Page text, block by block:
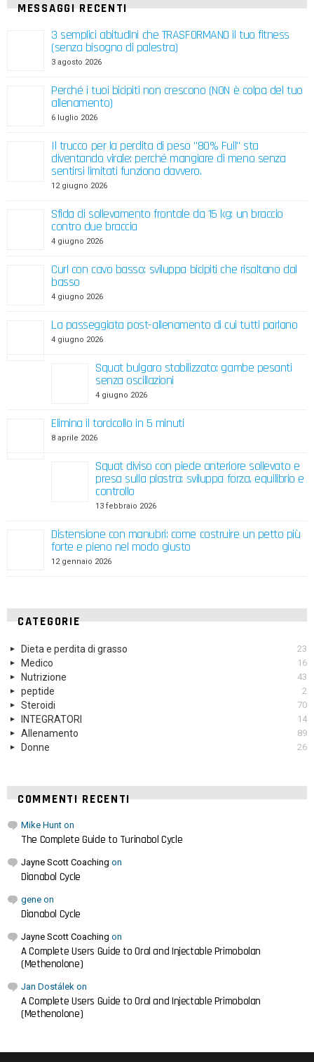
MESSAGGI RECENTI
3 semplici abitudini che TRASFORMANO il tuo fitness
(senza bisogno di palestra)
3 agosto 2026
Perché i tuoi bicipiti non crescono (NON è colpa del tuo
allenamento)
6 luglio 2026
Il trucco per la perdita di peso "80% Full" sta
diventando virale: perché mangiare di meno senza
sentirsi limitati funziona davvero.
12 giugno 2026
Sfida di sollevamento frontale da 15 kg: un braccio
contro due braccia
4 giugno 2026
Curl con cavo basso: sviluppa bicipiti che risaltano dal
basso
4 giugno 2026
La passeggiata post-allenamento di cui tutti parlano
4 giugno 2026
Squat bulgaro stabilizzato: gambe pesanti
senza oscillazioni
4 giugno 2026
Elimina il torcicollo in 5 minuti
8 aprile 2026
Squat diviso con piede anteriore sollevato e
presa sulla piastra: sviluppa forza, equilibrio e
controllo
13 febbraio 2026
Distensione con manubri: come costruire un petto più
forte e pieno nel modo giusto
12 gennaio 2026
CATEGORIE
Dieta e perdita di grasso 23
Medico 16
Nutrizione 43
peptide 2
Steroidi 70
INTEGRATORI 14
Allenamento 89
Donne 26
COMMENTI RECENTI
Mike Hunt on
The Complete Guide to Turinabol Cycle
Jayne Scott Coaching on
Dianabol Cycle
gene on
Dianabol Cycle
Jayne Scott Coaching on
A Complete Users Guide to Oral and Injectable Primobolan
(Methenolone)
Jan Dostálek on
A Complete Users Guide to Oral and Injectable Primobolan
(Methenolone)